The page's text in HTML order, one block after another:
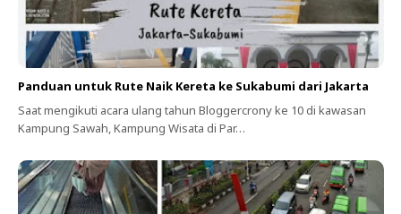
Panduan untuk Rute Naik Kereta ke Sukabumi dari Jakarta
Saat mengikuti acara ulang tahun Bloggercrony ke 10 di kawasan
Kampung Sawah, Kampung Wisata di Par…